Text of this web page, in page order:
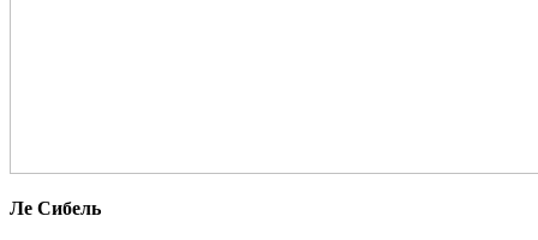
Ле Сибель